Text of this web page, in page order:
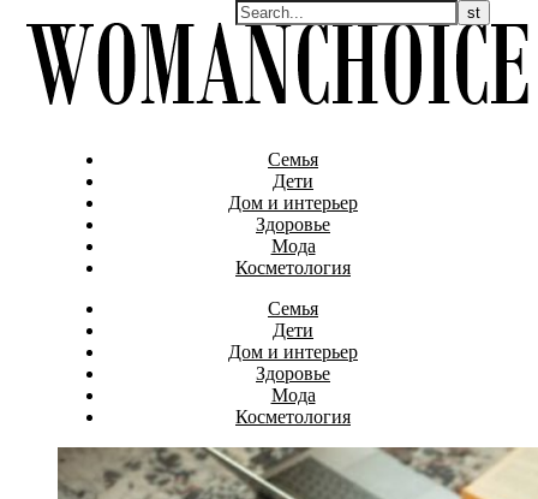
Семья
Дети
Дом и интерьер
Здоровье
Мода
Косметология
Семья
Дети
Дом и интерьер
Здоровье
Мода
Косметология